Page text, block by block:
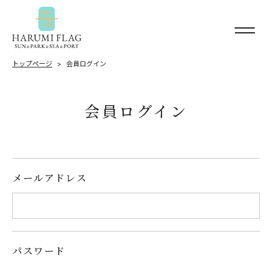
トップページ 会員ログイン
会員ログイン
メールアドレス
パスワード